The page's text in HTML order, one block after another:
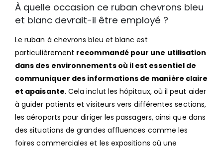
À quelle occasion ce ruban chevrons bleu
et blanc devrait-il être employé ?
Le ruban à chevrons bleu et blanc est
particulièrement recommandé pour une utilisation
dans des environnements où il est essentiel de
communiquer des informations de manière claire
et apaisante. Cela inclut les hôpitaux, où il peut aider
à guider patients et visiteurs vers différentes sections,
les aéroports pour diriger les passagers, ainsi que dans
des situations de grandes affluences comme les
foires commerciales et les expositions où une